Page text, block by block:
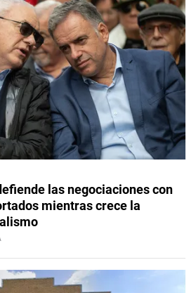
las negociaciones con
mientras crece la